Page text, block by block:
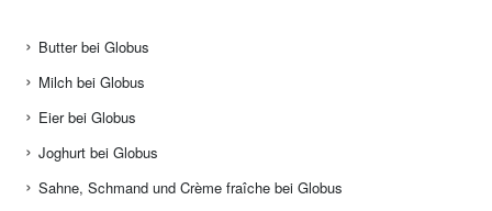
Butter bei Globus
Milch bei Globus
Eier bei Globus
Joghurt bei Globus
Sahne, Schmand und Crème fraîche bei Globus